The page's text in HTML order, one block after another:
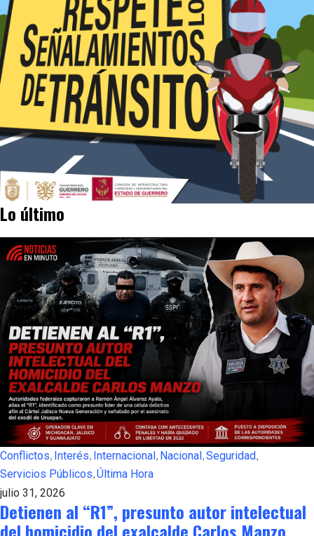
Lo último
Conflictos Interés Internacional Nacional Seguridad
Servicios Públicos Última Hora
julio 31, 2026
Detienen al “R1”, presunto autor intelectual